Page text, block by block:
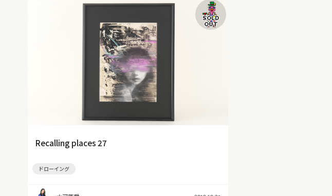
SOLD
OUT
Recalling places 27
ドローイング